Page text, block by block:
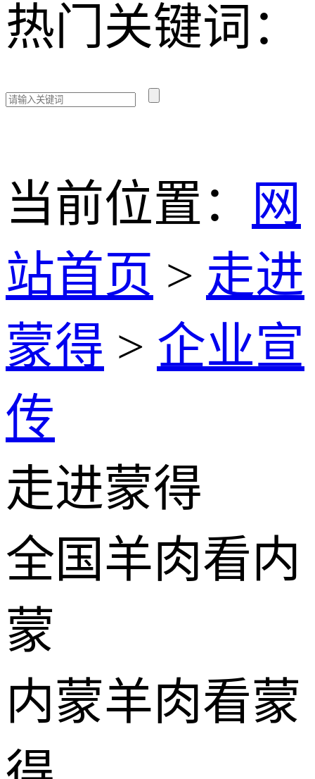
热门关键词：
当前位置：
网
站首页 > 走进
蒙得 > 企业宣
传
走进蒙得
全国羊肉看内
蒙
内蒙羊肉看蒙